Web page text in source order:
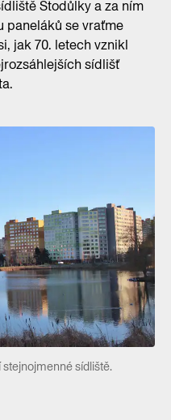
Stodůlky a za ním
paneláků se vraťme
jak 70. letech vznikl
sídlišť
sídliště.